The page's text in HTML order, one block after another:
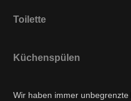
Toilette
Küchenspülen
Wir haben immer